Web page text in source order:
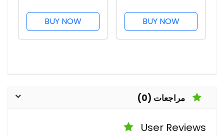
BUY NOW
واحدة 3 ماكيناتBUY NOW
مراجعات (0)
User Reviews